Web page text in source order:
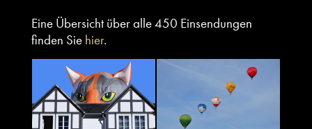
Eine Übersicht über alle 450 Einsendungen
finden Sie hier.